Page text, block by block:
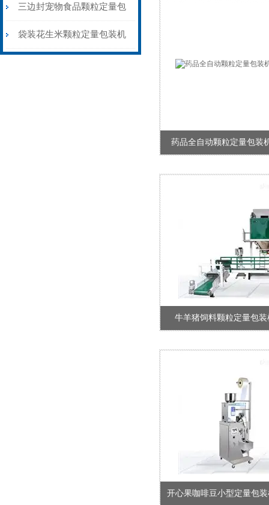
装机背封价格
三边封宠物食品颗粒定量包
装机称重封口一体
袋装花生米颗粒定量包装机
药品全自动颗粒定量包装
牛羊猪饲料颗粒定量包装
开心果咖啡豆小型定量包装